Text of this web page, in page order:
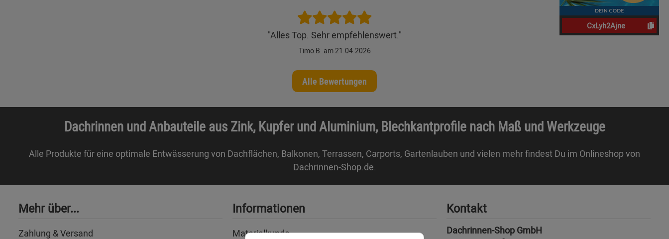
"Alles Top. Sehr empfehlenswert."
Timo B. am 21.04.2026
Alle Bewertungen
Dachrinnen und Anbauteile aus Zink, Kupfer und Aluminium, Blechkantprofile nach Maß und Werkzeuge
Alle Produkte für eine optimale Entwässerung von Dachflächen, Balkonen, Terrassen, Carports, Gartenlauben und vielen mehr findest Du im Onlineshop von
Dachrinnen-Shop.de.
Mehr über...
Zahlung & Versand
Informationen
Materialkunde
Kontakt
Dachrinnen-Shop GmbH
CxLyh2Ajne